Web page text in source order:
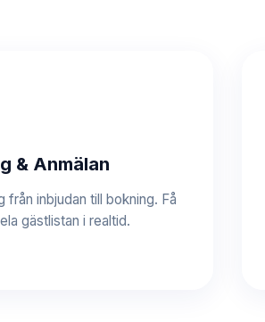
& Anmälan
från inbjudan till bokning. Få
gästlistan i realtid.